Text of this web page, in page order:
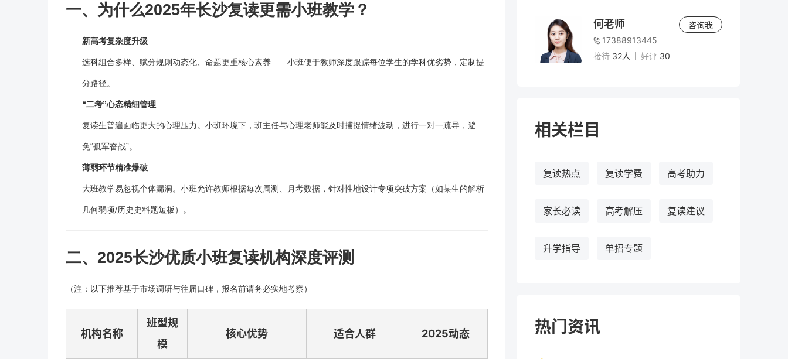
一、为什么2025年长沙复读更需小班教学？
新高考复杂度升级
选科组合多样、赋分规则动态化、命题更重核心素养——小班便于教师深度跟踪每位学生的学科优劣势，定制提
分路径。
“二考”心态精细管理
复读生普遍面临更大的心理压力。小班环境下，班主任与心理老师能及时捕捉情绪波动，进行一对一疏导，避
免“孤军奋战”。
薄弱环节精准爆破
大班教学易忽视个体漏洞。小班允许教师根据每次周测、月考数据，针对性地设计专项突破方案（如某生的解析
几何弱项/历史史料题短板）。
二、2025长沙优质小班复读机构深度评测
（注：以下推荐基于市场调研与往届口碑， 报名前请务必实地考察）
机构名称
班型规
模
核心优势 适合人群 2025动态
何老师
17388913445
接待 32人 好评 30
咨询我
相关栏目
复读热点 复读学费 高考助力
家长必读 高考解压 复读建议
升学指导 单招专题
热门资讯